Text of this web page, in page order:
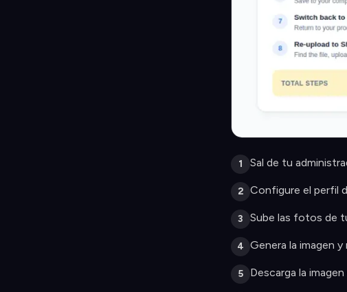
1 Sal de tu
2 Configure el perfil
3 Sube las fotos de
4 Genera la imagen
5 Descarga la